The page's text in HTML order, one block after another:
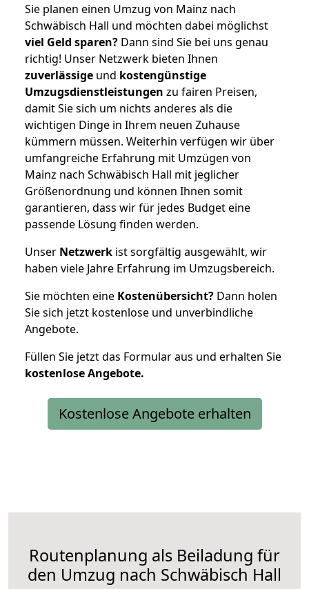
Sie planen einen Umzug von Mainz nach
Schwäbisch Hall und möchten dabei möglichst
viel Geld sparen? Dann sind Sie bei uns genau
richtig! Unser Netzwerk bieten Ihnen
zuverlässige und kostengünstige
Umzugsdienstleistungen zu fairen Preisen,
damit Sie sich um nichts anderes als die
wichtigen Dinge in Ihrem neuen Zuhause
kümmern müssen. Weiterhin verfügen wir über
umfangreiche Erfahrung mit Umzügen von
Mainz nach Schwäbisch Hall mit jeglicher
Größenordnung und können Ihnen somit
garantieren, dass wir für jedes Budget eine
passende Lösung finden werden.
Unser Netzwerk ist sorgfältig ausgewählt, wir
haben viele Jahre Erfahrung im Umzugsbereich.
Sie möchten eine Kostenübersicht? Dann holen
Sie sich jetzt kostenlose und unverbindliche
Angebote.
Füllen Sie jetzt das Formular aus und erhalten Sie
kostenloseAngebote.
Kostenlose Angebote erhalten
Routenplanung als Beiladung für
den Umzug nach Schwäbisch Hall